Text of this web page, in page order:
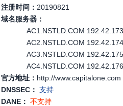
注册时间： 20190821
域名服务器：
AC1.NSTLD.COM
AC2.NSTLD.COM
AC3.NSTLD.COM
AC4.NSTLD.COM
官方地址： http://www.capitalone.com
DNSSEC： 支持
DANE： 不支持